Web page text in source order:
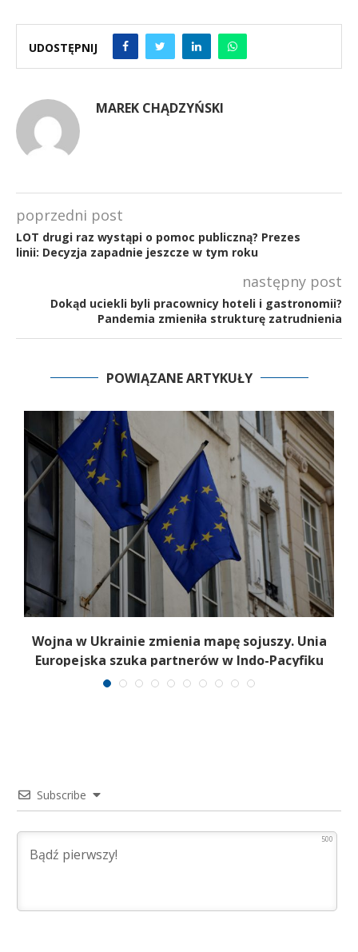
UDOSTĘPNIJ
MAREK CHĄDZYŃSKI
poprzedni post
LOT drugi raz wystąpi o pomoc publiczną? Prezes
linii: Decyzja zapadnie jeszcze w tym roku
następny post
Dokąd uciekli byli pracownicy hoteli i gastronomii?
Pandemia zmieniła strukturę zatrudnienia
POWIĄZANE ARTYKUŁY
Wojna w Ukrainie zmienia mapę sojuszy. Unia
Europejska szuka partnerów w Indo-Pacyfiku
Subscribe
500